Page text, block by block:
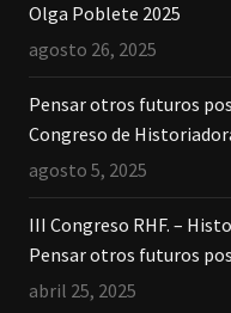
Olga Poblete 2025
agosto 26, 2025
Pensar otros futuros
Congreso de
agosto 5, 2025
III Congreso RHF. –
Pensar otros futuros
abril 25, 2025